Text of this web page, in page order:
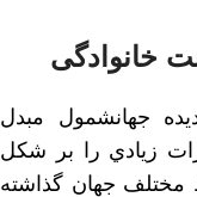
خانوادگی
جهانشمول مبدل
زيادي را بر شكل
مختلف جهان گذاشته